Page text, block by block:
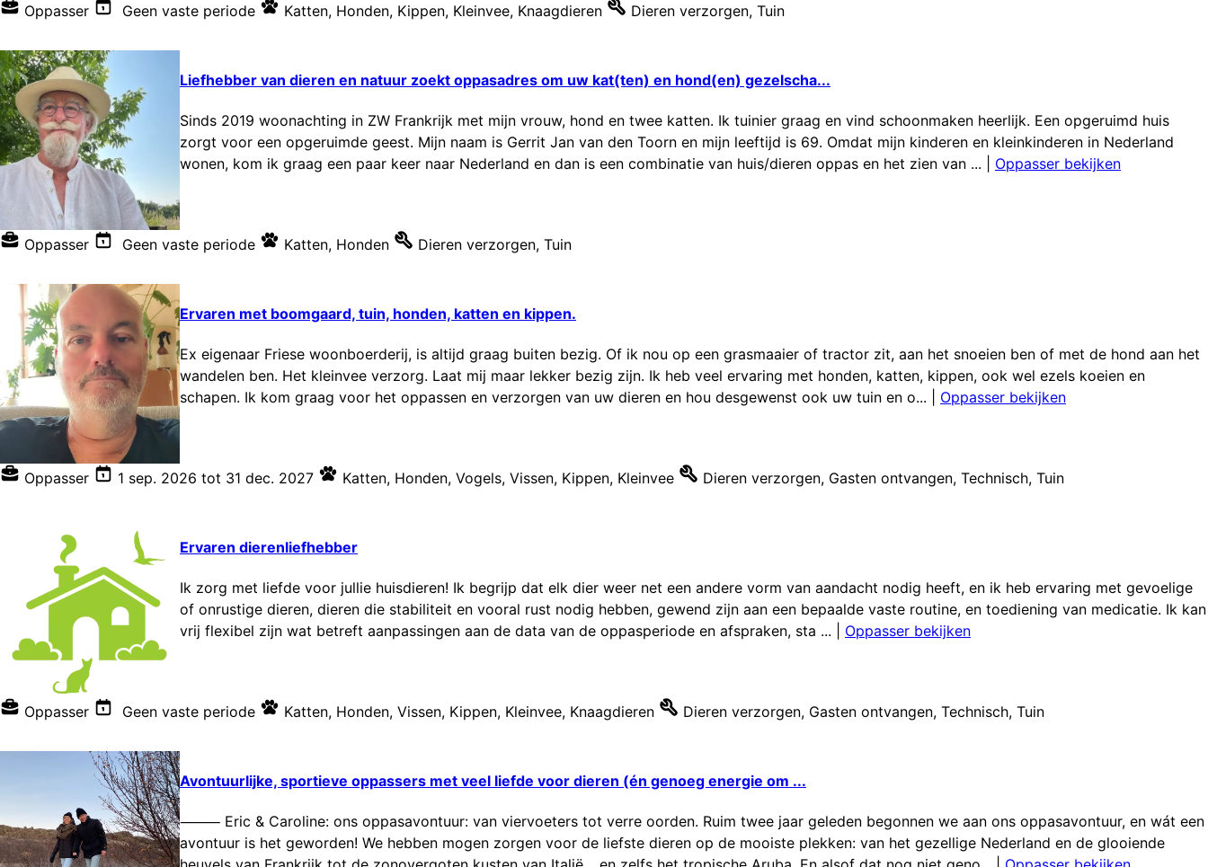
Oppasser Geen vaste periode Katten, Honden, Kippen, Kleinvee, Knaagdieren Dieren verzorgen, Tuin
Liefhebber van dieren en natuur zoekt oppasadres om uw kat(ten) en hond(en) gezelscha...
Sinds 2019 woonachting in ZW Frankrijk met mijn vrouw, hond en twee katten. Ik tuinier graag en vind schoonmaken heerlijk. Een opgeruimd huis
zorgt voor een opgeruimde geest. Mijn naam is Gerrit Jan van den Toorn en mijn leeftijd is 69. Omdat mijn kinderen en kleinkinderen in Nederland
wonen, kom ik graag een paar keer naar Nederland en dan is een combinatie van huis/dieren oppas en het zien van ...
Oppasser bekijken
Oppasser Geen vaste periode Katten, Honden Dieren verzorgen, Tuin
Ervaren met boomgaard, tuin, honden, katten en kippen.
Ex eigenaar Friese woonboerderij, is altijd graag buiten bezig. Of ik nou op een grasmaaier of tractor zit, aan het snoeien ben of met de hond aan het
wandelen ben. Het kleinvee verzorg. Laat mij maar lekker bezig zijn. Ik heb veel ervaring met honden, katten, kippen, ook wel ezels koeien en
schapen. Ik kom graag voor het oppassen en verzorgen van uw dieren en hou desgewenst ook uw tuin en o...
Oppasser bekijken
Oppasser 1 sep. 2026 tot 31 dec. 2027 Katten, Honden, Vogels, Vissen, Kippen, Kleinvee Dieren verzorgen, Gasten ontvangen, Technisch, Tuin
Ervaren dierenliefhebber
Ik zorg met liefde voor jullie huisdieren! Ik begrijp dat elk dier weer net een andere vorm van aandacht nodig heeft, en ik heb ervaring met gevoelige
of onrustige dieren, dieren die stabiliteit en vooral rust nodig hebben, gewend zijn aan een bepaalde vaste routine, en toediening van medicatie. Ik kan
vrij flexibel zijn wat betreft aanpassingen aan de data van de oppasperiode en afspraken, sta ...
Oppasser bekijken
Oppasser Geen vaste periode Katten, Honden, Vissen, Kippen, Kleinvee, Knaagdieren Dieren verzorgen, Gasten ontvangen, Technisch, Tuin
Avontuurlijke, sportieve oppassers met veel liefde voor dieren (én genoeg energie om ...
⸻ Eric & Caroline: ons oppasavontuur: van viervoeters tot verre oorden. Ruim twee jaar geleden begonnen we aan ons oppasavontuur, en wát een
avontuur is het geworden! We hebben mogen zorgen voor de liefste dieren op de mooiste plekken: van het gezellige Nederland en de glooiende